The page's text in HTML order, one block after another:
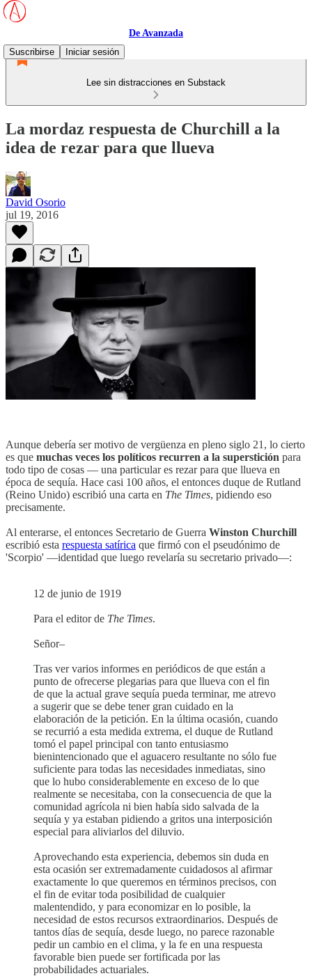
De Avanzada
Suscribirse
Iniciar sesión
Lee sin distracciones en Substack
La mordaz respuesta de Churchill a la
idea de rezar para que llueva
David Osorio
jul 19, 2016
Aunque debería ser motivo de vergüenza en pleno siglo 21, lo cierto
es que muchas veces los políticos recurren a la superstición para
todo tipo de cosas — una particular es rezar para que llueva en
época de sequía. Hace casi 100 años, el entonces duque de Rutland
(Reino Unido) escribió una carta en The Times, pidiendo eso
precisamente.
Al enterarse, el entonces Secretario de Guerra Winston Churchill
escribió esta respuesta satírica que firmó con el pseudónimo de
'Scorpio' —identidad que luego revelaría su secretario privado—:
12 de junio de 1919
Para el editor de The Times.
Señor–
Tras ver varios informes en periódicos de que están a
punto de ofrecerse plegarias para que llueva con el fin
de que la actual grave sequía pueda terminar, me atrevo
a sugerir que se debe tener gran cuidado en la
elaboración de la petición. En la última ocasión, cuando
se recurrió a esta medida extrema, el duque de Rutland
tomó el papel principal con tanto entusiasmo
bienintencionado que el aguacero resultante no sólo fue
suficiente para todas las necesidades inmediatas, sino
que lo hubo considerablemente en exceso de lo que
realmente se necesitaba, con la consecuencia de que la
comunidad agrícola ni bien había sido salvada de la
sequía y ya estaban pidiendo a gritos una interposición
especial para aliviarlos del diluvio.
Aprovechando esta experiencia, debemos sin duda en
esta ocasión ser extremadamente cuidadosos al afirmar
exactamente lo que queremos en términos precisos, con
el fin de evitar toda posibilidad de cualquier
malentendido, y para economizar en lo posible, la
necesidad de estos recursos extraordinarios. Después de
tantos días de sequía, desde luego, no parece razonable
pedir un cambio en el clima, y la fe en una respuesta
favorable bien puede ser fortificada por las
probabilidades actuariales.